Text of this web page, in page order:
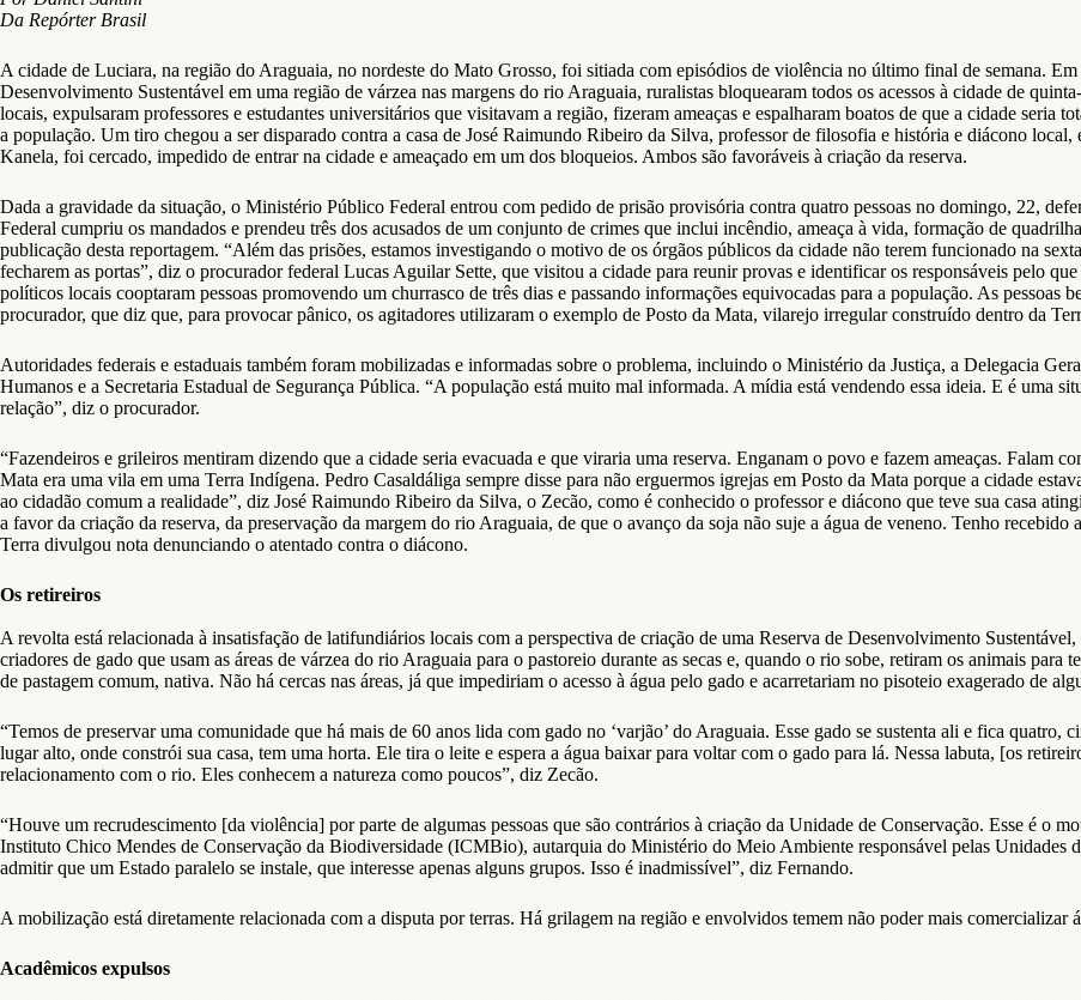
Da Repórter Brasil
A cidade de Luciara, na região do Araguaia, no nordeste do Mato Grosso, foi sitiada com episódios de violência no último final de semana.
Desenvolvimento Sustentável em uma região de várzea nas margens do rio Araguaia, ruralistas bloquearam todos os acessos à cidade de
locais, expulsaram professores e estudantes universitários que visitavam a região, fizeram ameaças e espalharam boatos de que a cidade seria
a população. Um tiro chegou a ser disparado contra a casa de José Raimundo Ribeiro da Silva, professor de filosofia e história e diácono
Kanela, foi cercado, impedido de entrar na cidade e ameaçado em um dos bloqueios. Ambos são favoráveis à criação da reserva.
Dada a gravidade da situação, o Ministério Público Federal entrou com pedido de prisão provisória contra quatro pessoas no domingo, 22,
Federal cumpriu os mandados e prendeu três dos acusados de um conjunto de crimes que inclui incêndio, ameaça à vida, formação de
publicação desta reportagem. “Além das prisões, estamos investigando o motivo de os órgãos públicos da cidade não terem funcionado na
fecharem as portas”, diz o procurador federal Lucas Aguilar Sette, que visitou a cidade para reunir provas e identificar os responsáveis pelo
políticos locais cooptaram pessoas promovendo um churrasco de três dias e passando informações equivocadas para a população. As pessoas
procurador, que diz que, para provocar pânico, os agitadores utilizaram o exemplo de Posto da Mata, vilarejo irregular construído dentro da
Autoridades federais e estaduais também foram mobilizadas e informadas sobre o problema, incluindo o Ministério da Justiça, a Delegacia
Humanos e a Secretaria Estadual de Segurança Pública. “A população está muito mal informada. A mídia está vendendo essa ideia. E é uma
relação”, diz o procurador.
“Fazendeiros e grileiros mentiram dizendo que a cidade seria evacuada e que viraria uma reserva. Enganam o povo e fazem ameaças. Falam
Mata era uma vila em uma Terra Indígena. Pedro Casaldáliga sempre disse para não erguermos igrejas em Posto da Mata porque a cidade
ao cidadão comum a realidade”, diz José Raimundo Ribeiro da Silva, o Zecão, como é conhecido o professor e diácono que teve sua casa
a favor da criação da reserva, da preservação da margem do rio Araguaia, de que o avanço da soja não suje a água de veneno. Tenho
Terra divulgou nota denunciando o atentado contra o diácono.
Os retireiros
A revolta está relacionada à insatisfação de latifundiários locais com a perspectiva de criação de uma Reserva de Desenvolvimento
criadores de gado que usam as áreas de várzea do rio Araguaia para o pastoreio durante as secas e, quando o rio sobe, retiram os animais para
de pastagem comum, nativa. Não há cercas nas áreas, já que impediriam o acesso à água pelo gado e acarretariam no pisoteio exagerado de
“Temos de preservar uma comunidade que há mais de 60 anos lida com gado no ‘varjão’ do Araguaia. Esse gado se sustenta ali e fica quatro,
lugar alto, onde constrói sua casa, tem uma horta. Ele tira o leite e espera a água baixar para voltar com o gado para lá. Nessa labuta, [os
relacionamento com o rio. Eles conhecem a natureza como poucos”, diz Zecão.
“Houve um recrudescimento [da violência] por parte de algumas pessoas que são contrários à criação da Unidade de Conservação. Esse é o
Instituto Chico Mendes de Conservação da Biodiversidade (ICMBio), autarquia do Ministério do Meio Ambiente responsável pelas Unidades
admitir que um Estado paralelo se instale, que interesse apenas alguns grupos. Isso é inadmissível”, diz Fernando.
A mobilização está diretamente relacionada com a disputa por terras. Há grilagem na região e envolvidos temem não poder mais comercializar
Acadêmicos expulsos